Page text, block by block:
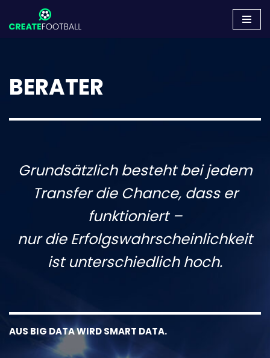
Zum
BERATER
Grundsätzlich besteht bei jedem
Transfer die Chance, dass er
funktioniert –
nur die Erfolgswahrscheinlichkeit
ist unterschiedlich hoch.
AUS BIG DATA WIRD SMART DATA.